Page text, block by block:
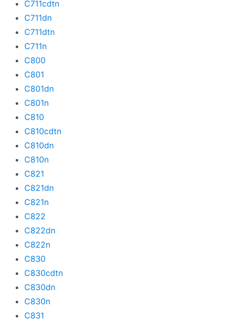
C711cdtn
C711dn
C711dtn
C711n
C800
C801
C801dn
C801n
C810
C810cdtn
C810dn
C810n
C821
C821dn
C821n
C822
C822dn
C822n
C830
C830cdtn
C830dn
C830n
C831